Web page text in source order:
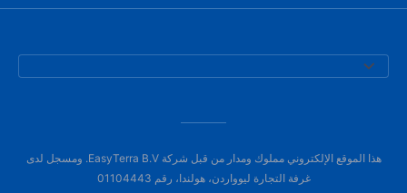
هذا الموقع الإلكتروني مملوك ومدار من قبل شركة EasyTerra B.V. ومسجل لدى
غرفة التجارة ليوواردن، هولندا، رقم 01104443